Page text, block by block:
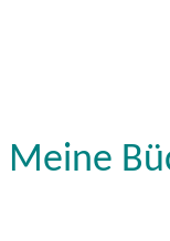
Meine